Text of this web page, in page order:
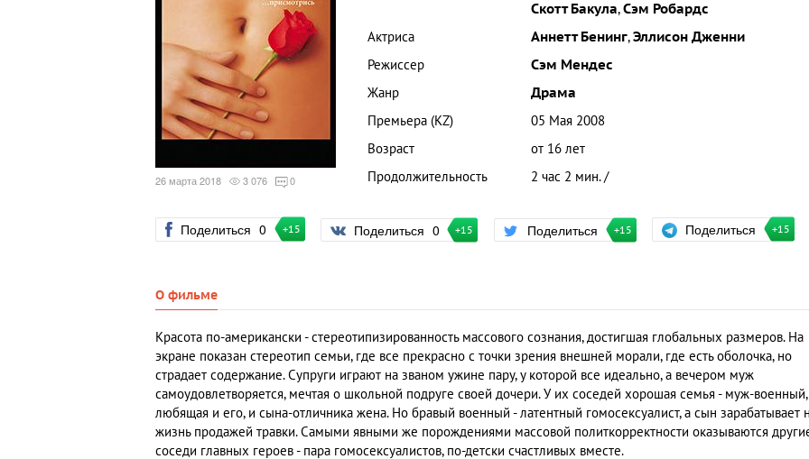
26 марта 2018 3 076 0
Скотт Бакула,Сэм Робардс
Актриса
Аннетт Бенинг,Эллисон Дженни
Режиссер
Сэм Мендес
Жанр
Драма
Премьера (KZ)
05 Мая 2008
Возраст
от 16 лет
Продолжительность
2 час 2 мин. /
Поделиться 0 +15 Поделиться 0 +15 Поделиться +15 Поделиться +15
О фильме
Красота по-американски - стереотипизированность массового сознания, достигшая глобальных размеров. На
экране показан стереотип семьи, где все прекрасно с точки зрения внешней морали, где есть оболочка, но
страдает содержание. Супруги играют на званом ужине пару, у которой все идеально, а вечером муж
самоудовлетворяется, мечтая о школьной подруге своей дочери. У их соседей хорошая семья - муж-военный,
любящая и его, и сына-отличника жена. Но бравый военный - латентный гомосексуалист, а сын зарабатывает
жизнь продажей травки. Самыми явными же порождениями массовой политкорректности оказываются
соседи главных героев - пара гомосексуалистов, по-детски счастливых вместе.